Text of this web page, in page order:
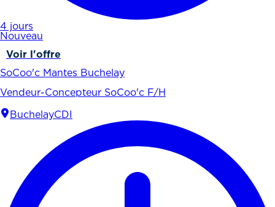
4 jours
Nouveau
Voir l'offre
SoCoo'c Mantes Buchelay
Vendeur-Concepteur SoCoo'c F/H
BuchelayCDI